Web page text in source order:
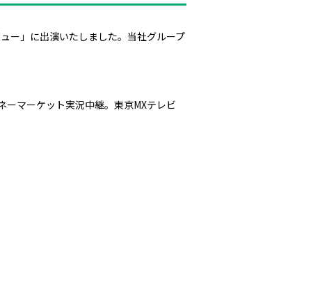
ー」に出演いたしました。当社グループ
マーケット実況中継。東京MXテレビ